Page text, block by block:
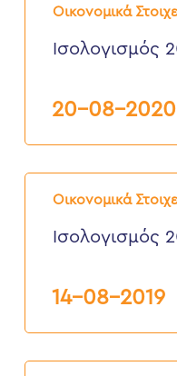
Οικονομικά
2019
Ισολογισμός
20-08-2020
Οικονομικά
Ισολογισμός
2018
Ισολογισμός
14-08-2019
Ισολογισμός